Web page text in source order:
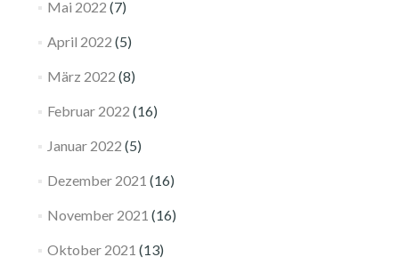
Mai 2022 (7)
April 2022 (5)
März 2022 (8)
Februar 2022 (16)
Januar 2022 (5)
Dezember 2021 (16)
November 2021 (16)
Oktober 2021 (13)